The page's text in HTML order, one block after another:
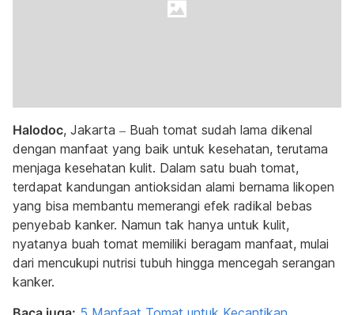
Halodoc, Jakarta – Buah tomat sudah lama dikenal
dengan manfaat yang baik untuk kesehatan, terutama
menjaga kesehatan kulit. Dalam satu buah tomat,
terdapat kandungan antioksidan alami bernama likopen
yang bisa membantu memerangi efek radikal bebas
penyebab kanker. Namun tak hanya untuk kulit,
nyatanya buah tomat memiliki beragam manfaat, mulai
dari mencukupi nutrisi tubuh hingga mencegah serangan
kanker.